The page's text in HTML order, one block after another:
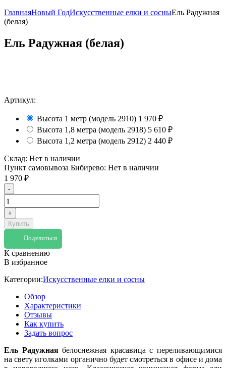
ГлавнаяНовый ГодИскусственные елки и сосныЕль Радужная
(белая)
Ель Радужная (белая)
Артикул:
Высота 1 метр (модель 2910) 1 970 ₽
Высота 1,8 метра (модель 2918) 5 610 ₽
Высота 1,2 метра (модель 2912) 2 440 ₽
Склад: Нет в наличии
Пункт самовывоза Бибирево: Нет в наличии
1 970 ₽
-
+
Купить
Поделиться
К сравнению
В избранное
Категории:Искусственные елки и сосны
Обзор
Характеристики
Отзывы
Как купить
Задать вопрос
Ель Радужнаябелоснежная красавица с переливающимися
на свету иголками органично будет смотреться в офисе и дома